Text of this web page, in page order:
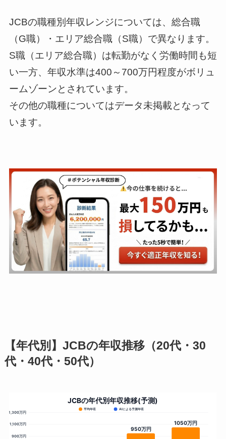
JCBの職種別年収レンジについては、総合職
（G職）・エリア総合職（S職）で異なります。
S職（エリア総合職）は転勤がなく労働時間も短
い一方、年収水準は400～700万円程度がボリュ
ームゾーンとされています。
その他の職種についてはデータ未掲載となって
います。
【年代別】JCBの年収推移（20代・30
代・40代・50代）